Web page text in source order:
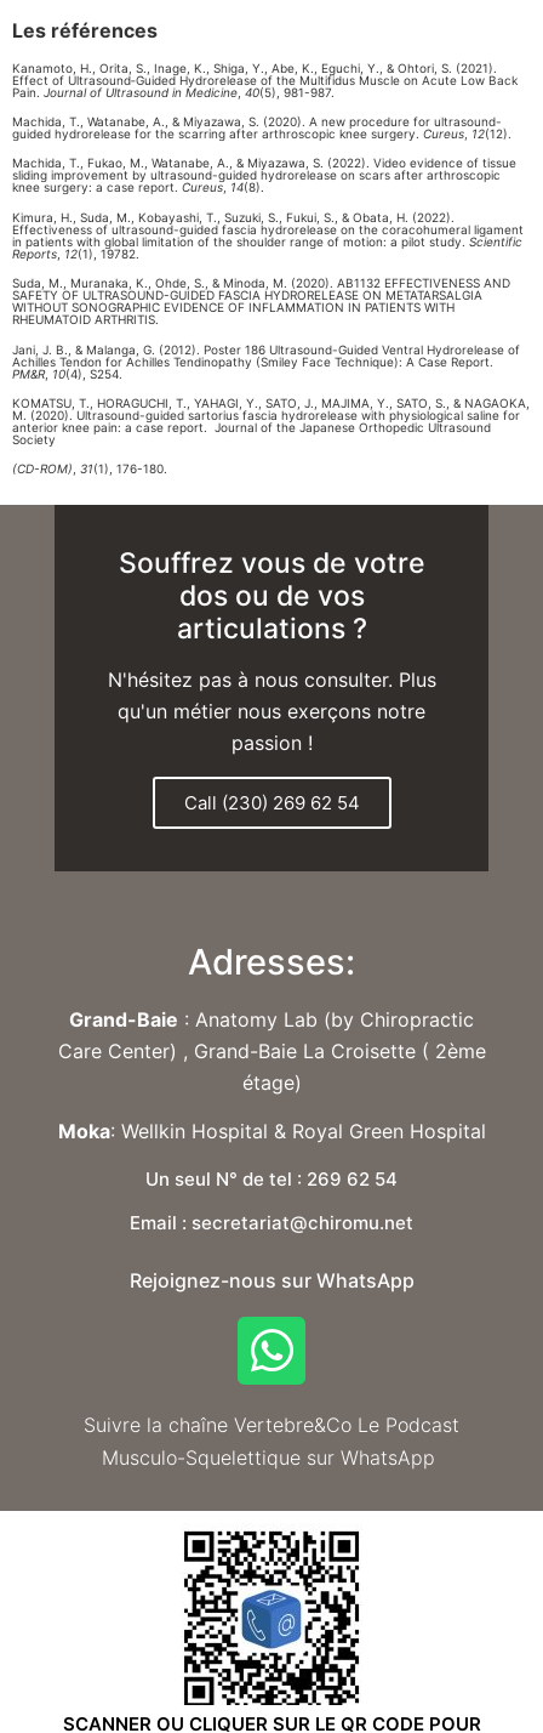
Les références
Kanamoto, H., Orita, S., Inage, K., Shiga, Y., Abe, K., Eguchi, Y., & Ohtori, S. (2021).
Effect of Ultrasound‐Guided Hydrorelease of the Multifidus Muscle on Acute Low Back
Pain. Journal of Ultrasound in Medicine 40(5), 981-987.
Machida, T., Watanabe, A., & Miyazawa, S. (2020). A new procedure for ultrasound-
guided hydrorelease for the scarring after arthroscopic knee surgery. Cureus 12(12).
Machida, T., Fukao, M., Watanabe, A., & Miyazawa, S. (2022). Video evidence of tissue
sliding improvement by ultrasound-guided hydrorelease on scars after arthroscopic
knee surgery: a case report. Cureus, 14(8).
Kimura, H., Suda, M., Kobayashi, T., Suzuki, S., Fukui, S., & Obata, H. (2022).
Effectiveness of ultrasound-guided fascia hydrorelease on the coracohumeral ligament
in patients with global limitation of the shoulder range of motion: a pilot study. Scientific
Reports 12(1), 19782.
Suda, M., Muranaka, K., Ohde, S., & Minoda, M. (2020). AB1132 EFFECTIVENESS AND
SAFETY OF ULTRASOUND-GUIDED FASCIA HYDRORELEASE ON METATARSALGIA
WITHOUT SONOGRAPHIC EVIDENCE OF INFLAMMATION IN PATIENTS WITH
RHEUMATOID ARTHRITIS.
Jani, J. B., & Malanga, G. (2012). Poster 186 Ultrasound-Guided Ventral Hydrorelease of
Achilles Tendon for Achilles Tendinopathy (Smiley Face Technique): A Case Report.
PM&R, 10(4), S254.
KOMATSU, T., HORAGUCHI, T., YAHAGI, Y., SATO, J., MAJIMA, Y., SATO, S., & NAGAOKA,
M. (2020). Ultrasound-guided sartorius fascia hydrorelease with physiological saline for
anterior knee pain: a case report.
Journal of the Japanese Orthopedic Ultrasound
Society
(CD-ROM), 31(1), 176-180.
Souffrez vous de votre
dos ou de vos
articulations ?
N'hésitez pas à nous consulter. Plus
qu'un métier nous exerçons notre
passion !
Call (230) 269 62 54
Adresses:
Grand-Baie : Anatomy Lab (by Chiropractic
Care Center) , Grand-Baie La Croisette ( 2ème
étage)
Moka: Wellkin Hospital & Royal Green Hospital
Un seul N° de tel : 269 62 54
Email : secretariat@chiromu.net
Rejoignez-nous sur WhatsApp
Suivre la chaîne Vertebre&Co Le Podcast
Musculo-Squelettique sur WhatsApp
SCANNER OU CLIQUER SUR LE QR CODE POUR